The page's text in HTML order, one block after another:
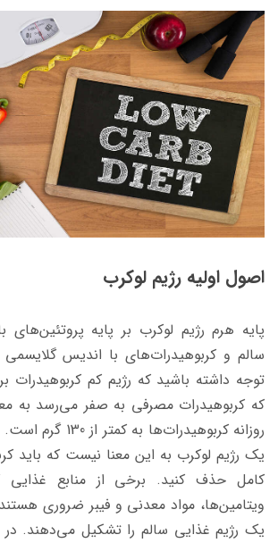
اصول اولیه رژیم لوکرب
پایه هرم رژیم لوکرب بر پایه پروتئین‌های
سالم و کربوهیدرات‌های با اندیس
توجه داشته باشید که رژیم کم کربوهیدرات
که کربوهیدرات مصرفی به صفر می‌رسد به
روزانه
یک رژیم لوکرب به این معنا نیست که باید
کامل حذف کنید. برخی از منابع غذایی
ویتامین‌ها، مواد معدنی و فیبر ضروری
یک رژیم غذایی سالم را تشکیل می‌دهند. در